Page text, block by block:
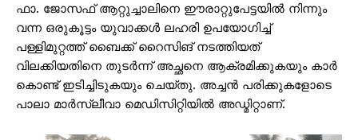
ഫാ. ജോസഫ് ആറ്റുച്ചാലിനെ ഈരാറ്റുപേട്ടയിൽ നിന്നും
വന്ന ഒരുകൂട്ടം യുവാക്കൾ ലഹരി ഉപയോഗിച്ച്
പള്ളിമുറ്റത്ത് ബൈക്ക് റൈസിങ് നടത്തിയത്
വിലക്കിയതിനെ തുടർന്ന് അച്ഛനെ ആക്രമിക്കുകയും കാർ
കൊണ്ട് ഇടിച്ചിടുകയും ചെയ്തു. അച്ചൻ പരിക്കുകളോടെ
പാലാ മാർസ്ലീവാ മെഡിസിറ്റിയിൽ അഡ്മിറ്റാണ്.